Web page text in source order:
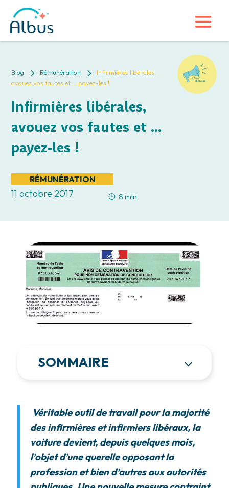
Blog 5 Rémunération 5
Infirmières libérales,
avouez vos fautes et … payez-les !
Infirmières libérales,
avouez vos fautes et …
payez-les !
RÉMUNÉRATION
11 octobre 2017 8 min
SOMMAIRE
Véritable outil de travail pour la majorité
des infirmières et infirmiers libéraux, la
voiture devient, depuis quelques mois,
l’objet d’une querelle opposant la
profession et bien d’autres aux autorités